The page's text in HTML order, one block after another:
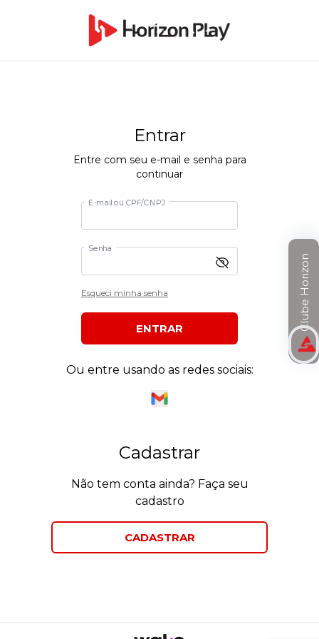
Entrar
Entre com seu e-mail e senha para
continuar
E-mail ou CPF/CNPJ
Senha
Esqueci minha senha
ENTRAR
Ou entre usando as redes sociais:
Cadastrar
Não tem conta ainda? Faça seu
cadastro
CADASTRAR
Clube Horizon